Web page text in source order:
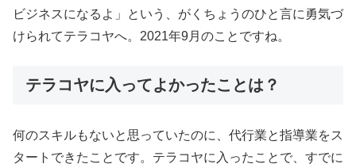
ビジネスになるよ」という、がくちょうのひと言に勇気づ
けられてテラコヤへ。2021年9月のことですね。
テラコヤに入ってよかったことは？
何のスキルもないと思っていたのに、代行業と指導業をス
タートできたことです。テラコヤに入ったことで、すでに